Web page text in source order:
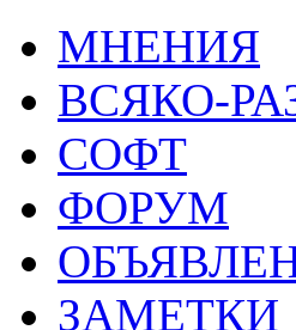
МНЕНИЯ
ВСЯКО-
СОФТ
ФОРУМ
ЗАМЕТКИ